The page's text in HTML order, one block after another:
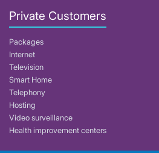
Private Customers
Packages
Internet
Television
Smart Home
Telephony
Hosting
Video surveillance
Health improvement centers